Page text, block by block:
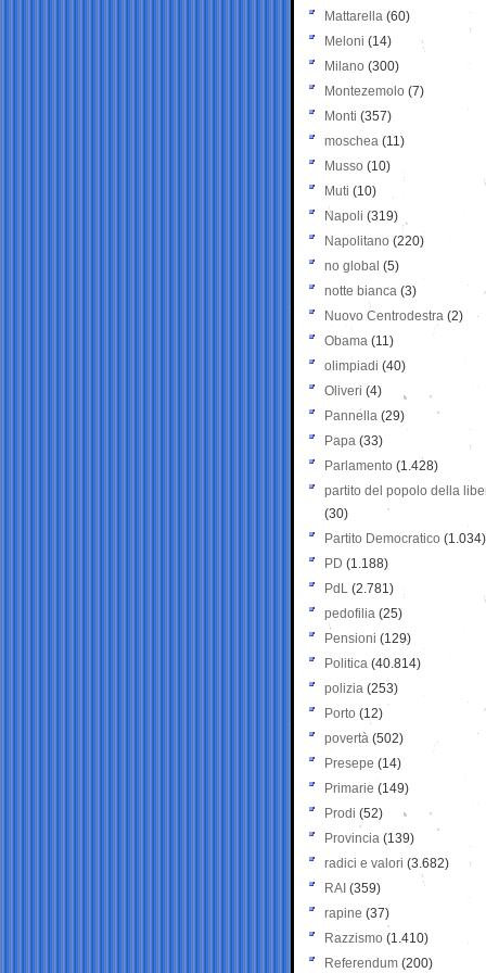
Mattarella (60)
Meloni (14)
Milano (300)
Montezemolo (7)
Monti (357)
moschea (11)
Musso (10)
Muti (10)
Napoli (319)
Napolitano (220)
no global (5)
notte bianca (3)
Nuovo Centrodestra (2)
Obama (11)
olimpiadi (40)
Oliveri (4)
Pannella (29)
Papa (33)
Parlamento (1.428)
partito del popolo della
(30)
Partito Democratico (1.034)
PD (1.188)
PdL (2.781)
pedofilia (25)
Pensioni (129)
Politica (40.814)
polizia (253)
Porto (12)
povertà (502)
Presepe (14)
Primarie (149)
Prodi (52)
Provincia (139)
radici e valori (3.682)
RAI (359)
rapine (37)
Razzismo (1.410)
Referendum (200)